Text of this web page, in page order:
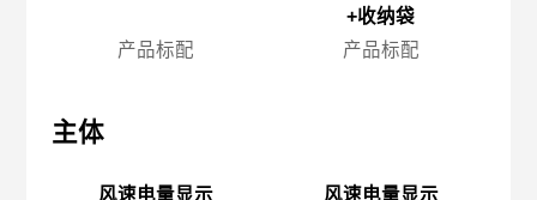
产品标配
主体
风速电量显示
+收纳袋
产品标配
风速电量显示